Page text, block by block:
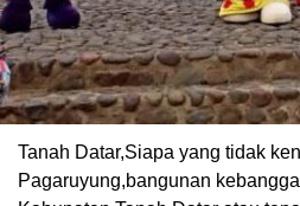
Tanah Datar,Siapa yang tidak
Pagaruyung,bangunan